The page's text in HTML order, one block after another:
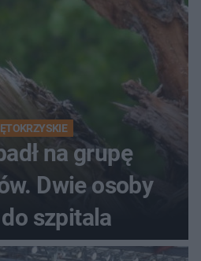
na grupę
Dwie osoby
szpitala